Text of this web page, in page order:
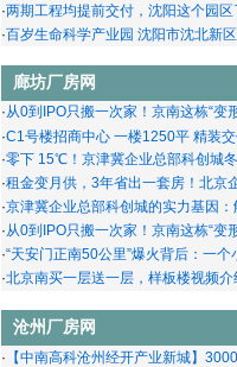
·两期工程均提前交付，沈阳这个园区
·百岁生命科学产业园 沈阳市沈北新
廊坊厂房网
·从0到IPO只搬一次家！京南这栋“变
·C1号楼招商中心 一楼1250平 精装
·零下 15℃！京津冀企业总部科创城
·租金变月供，3年省出一套房！北京
·京津冀企业总部科创城的实力基因
·从0到IPO只搬一次家！京南这栋“变
·“天安门正南50公里”爆火背后：一
·北京南买一层送一层，样板楼视频
沧州厂房网
· 【中南高科沧州经开产业新城】